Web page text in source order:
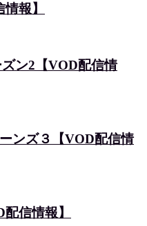
報】
ン2【VOD配信情
ンズ３【VOD配信情
信情報】